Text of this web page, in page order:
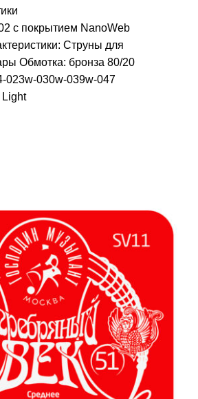
c покрытием NanoWeb
Струны для
Обмотка: бронза 80/20
023w-030w-039w-047